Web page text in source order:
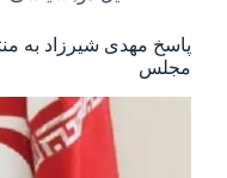
پاسخ مهدی شیرزاد به
مجلس